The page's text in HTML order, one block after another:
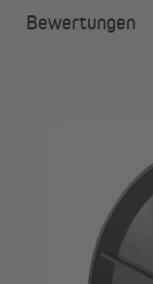
Bewertungen